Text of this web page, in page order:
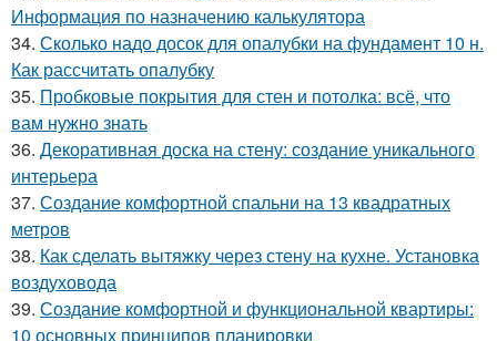
Информация по назначению калькулятора
34. Сколько надо досок для опалубки на фундамент 10 н.
Как рассчитать опалубку
35. Пробковые покрытия для стен и потолка: всё, что
вам нужно знать
36. Декоративная доска на стену: создание уникального
интерьера
37. Создание комфортной спальни на 13 квадратных
метров
38. Как сделать вытяжку через стену на кухне. Установка
воздуховода
39. Создание комфортной и функциональной квартиры:
10 основных принципов планировки